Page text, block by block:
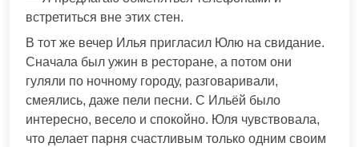
встретиться вне этих стен.
В тот же вечер Илья пригласил Юлю на свидание.
Сначала был ужин в ресторане, а потом они
гуляли по ночному городу, разговаривали,
смеялись, даже пели песни. С Ильёй было
интересно, весело и спокойно. Юля чувствовала,
что делает парня счастливым только одним своим